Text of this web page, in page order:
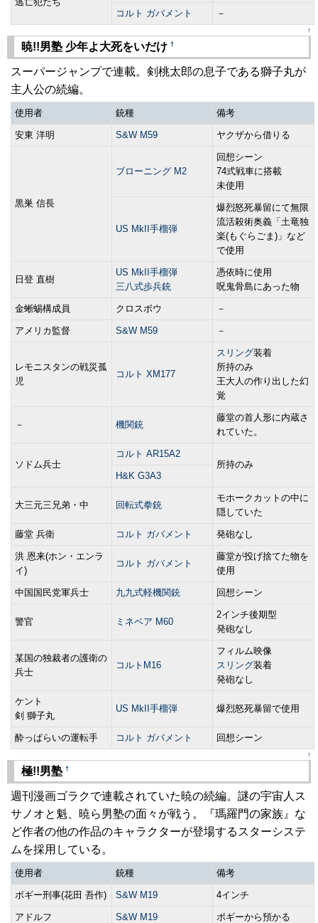
コルト ガバメント
－
↑
暁!!男塾 少年よ大死をいだけ †
スーパージャンプで連載。剣桃太郎の息子である獅子丸が
主人公の続編。
使用者 銃種 備考
安東 洋明 S&W M59 ヤクザから借りる
黒巣 信長
ブローニング M2
回想シーン
74式戦車に搭載
未使用
US MkII手榴弾
爆烈怒死暴留にて無限
流活殺術奥義「土竜独
楽(もぐらごま)」など
で使用
日登 直樹
US MkII手榴弾
三八式歩兵銃
憑依時に使用
呪鬼骨島にあった物
金蜥蜴構成員 クロスボウ －
アメリカ監督 S&W M59 －
レモニスタンの戦災孤
児
コルト XM177
スリング装着
所持のみ
王大人の作り出した幻
覚
－ 機関銃
藤堂の首人形に内蔵さ
れていた。
ソドム兵士
コルト AR15A2
所持のみ
H&K G3A3
大三元三兄弟・中 回転式拳銃
モホークカットの中に
隠していた
藤堂 兵衛 コルト ガバメント 発砲なし
洪 恩来(ホン・エンラ
イ)
コルト ガバメント
藤堂が投げ捨てた物を
使用
中国国民党軍兵士 九九式軽機関銃 回想シーン
警官 ミネベア M60
2インチ後期型
発砲なし
某国の独裁者の護衛の
兵士
コルトM16
フィルム映像
スリング装着
発砲なし
ケント
剣 獅子丸
US MkII手榴弾 爆烈怒死暴留で使用
酔っぱらいの運転手 コルト ガバメント 回想シーン
↑
極!!男塾 †
週刊漫画ゴラクで連載されていた暁の続編。謎の宇宙人ス
サノオと魁、暁ら男塾の面々が戦う。『瑪羅門の家族』な
ど作者の他の作品のキャラクターが登場するスターシステ
ムを採用している。
使用者 銃種 備考
ボギー刑事(花田 吾作) S&W M19 4インチ
アドルフ S&W M19 ボギーから預かる